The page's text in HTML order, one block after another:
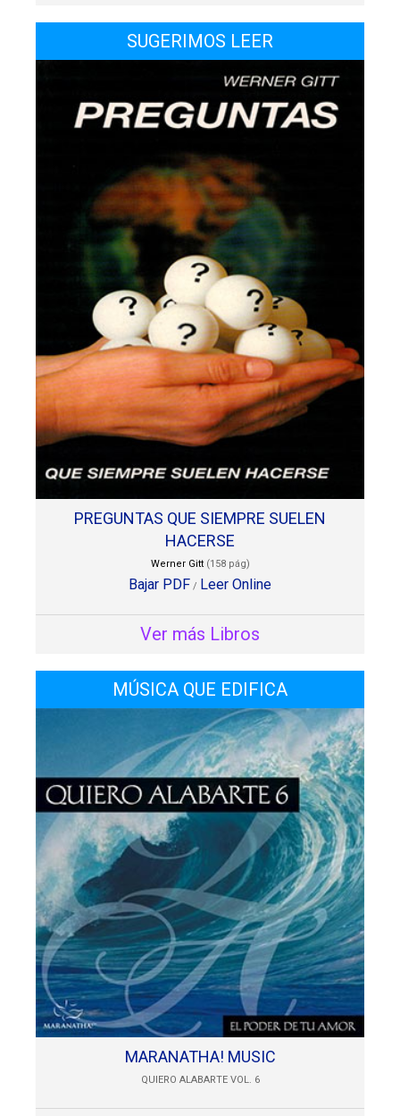
SUGERIMOS LEER
PREGUNTAS QUE SIEMPRE SUELEN
HACERSE
Werner Gitt (158 pág)
Bajar PDF / Leer Online
Ver más Libros
MÚSICA QUE EDIFICA
MARANATHA! MUSIC
QUIERO ALABARTE VOL. 6